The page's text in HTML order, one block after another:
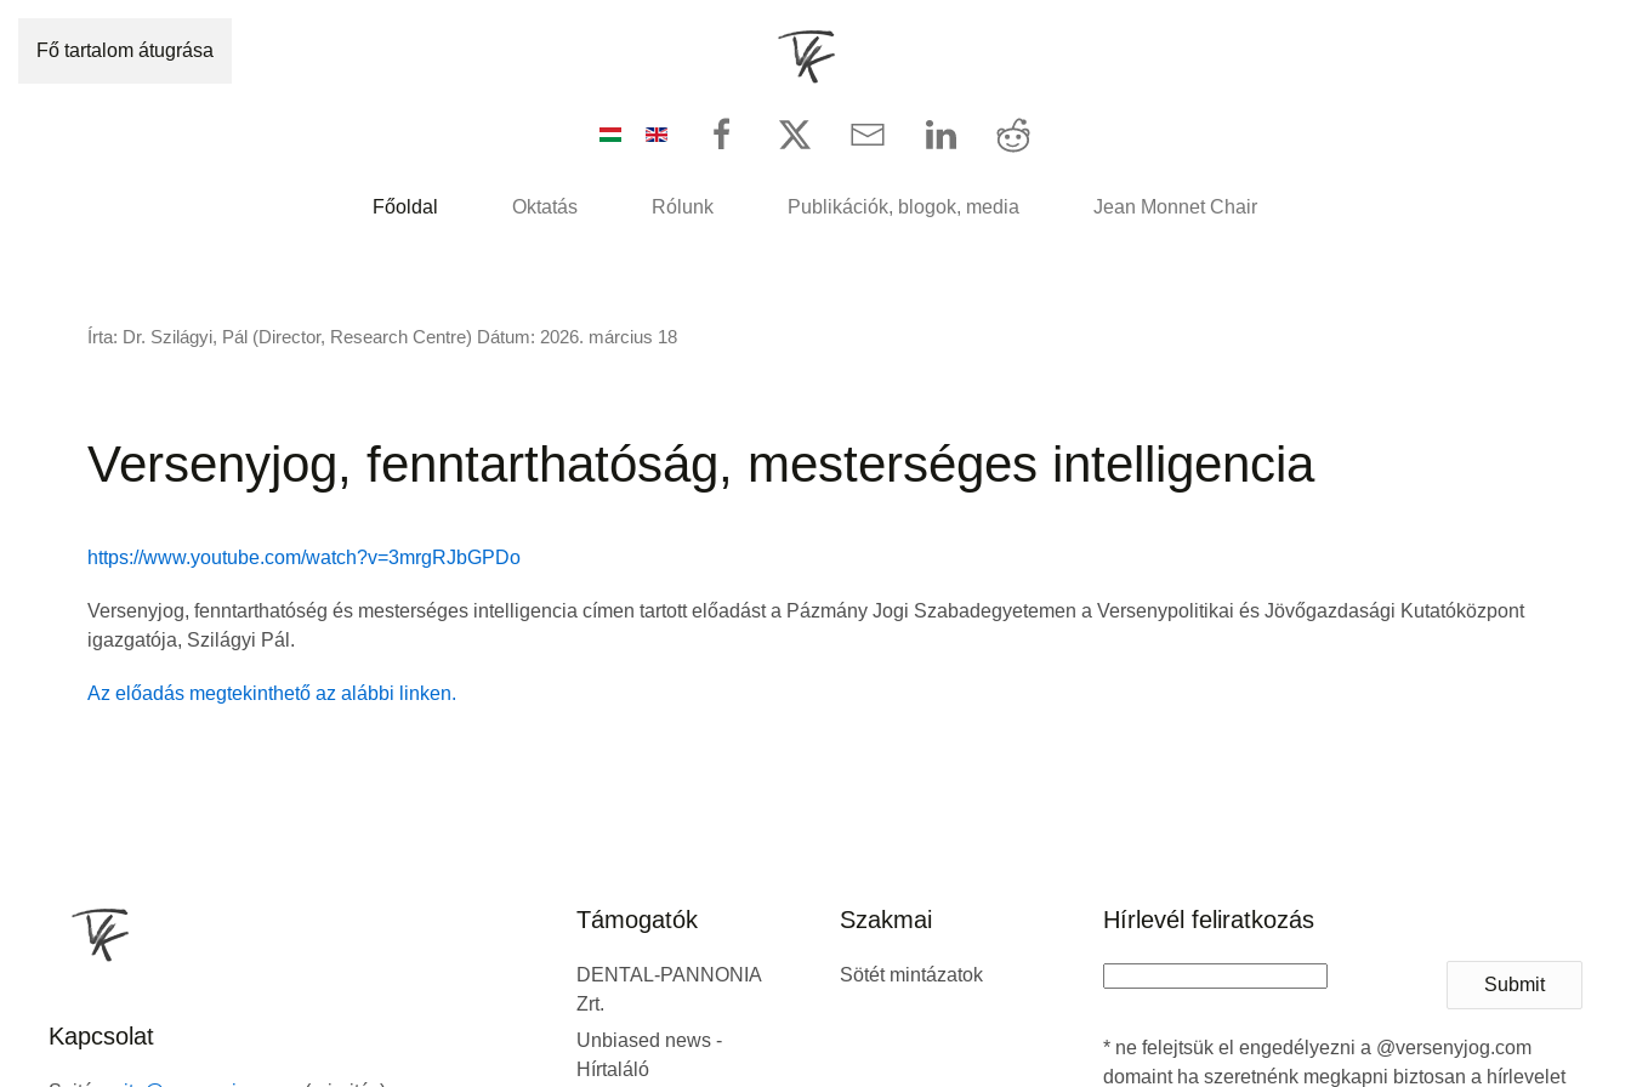
Fő tartalom átugrása
Főoldal Oktatás Rólunk Publikációk, blogok, media Jean Monnet Chair
Írta: Dr. Szilágyi, Pál (Director, Research Centre) Dátum: 2026. március 18
Versenyjog, fenntarthatóság, mesterséges intelligencia
https://www.youtube.com/watch?v=3mrgRJbGPDo
Versenyjog, fenntarthatóség és mesterséges intelligencia címen tartott előadást a Pázmány Jogi Szabadegyetemen a Versenypolitikai és Jövőgazdasági Kutatóközpont
igazgatója, Szilágyi Pál.
Az előadás megtekinthető az alábbi linken.
Kapcsolat
Támogatók
DENTAL-PANNONIA
Zrt.
Unbiased news -
Hírtaláló
Szakmai
Sötét mintázatok
Hírlevél feliratkozás
Submit
* ne felejtsük el engedélyezni a @versenyjog.com
domaint ha szeretnénk megkapni biztosan a hírlevelet